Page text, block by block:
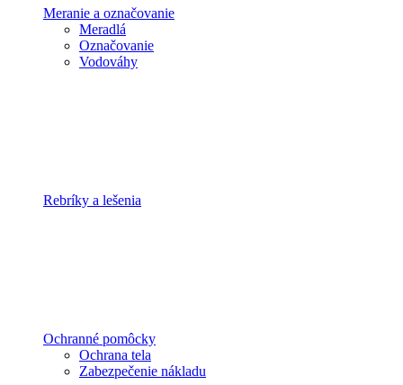
Meranie a označovanie
Meradlá
Označovanie
Vodováhy
Rebríky a lešenia
Ochranné pomôcky
Ochrana tela
Zabezpečenie nákladu